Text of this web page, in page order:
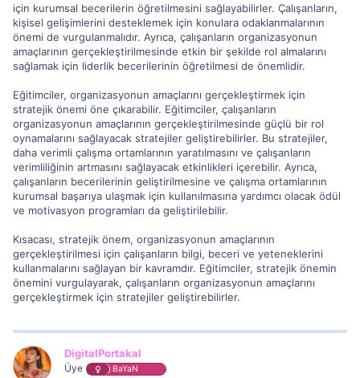
için kurumsal becerilerin öğretilmesini sağlayabilirler. Çalışanların,
kişisel gelişimlerini desteklemek için konulara odaklanmalarının
önemi de vurgulanmalıdır. Ayrıca, çalışanların organizasyonun
amaçlarının gerçekleştirilmesinde etkin bir şekilde rol almalarını
sağlamak için liderlik becerilerinin öğretilmesi de önemlidir.
Eğitimciler, organizasyonun amaçlarını gerçekleştirmek için
stratejik önemi öne çıkarabilir. Eğitimciler, çalışanların
organizasyonun amaçlarının gerçekleştirilmesinde güçlü bir rol
oynamalarını sağlayacak stratejiler geliştirebilirler. Bu stratejiler,
daha verimli çalışma ortamlarının yaratılmasını ve çalışanların
verimliliğinin artmasını sağlayacak etkinlikleri içerebilir. Ayrıca,
çalışanların becerilerinin geliştirilmesine ve çalışma ortamlarının
kurumsal başarıya ulaşmak için kullanılmasına yardımcı olacak ödül
ve motivasyon programları da geliştirilebilir.
Kısacası, stratejik önem, organizasyonun amaçlarının
gerçekleştirilmesi için çalışanların bilgi, beceri ve yeteneklerini
kullanmalarını sağlayan bir kavramdır. Eğitimciler, stratejik önemin
önemini vurgulayarak, çalışanların organizasyonun amaçlarını
gerçekleştirmek için stratejiler geliştirebilirler.
DigitalPortakal
Üye BaYaN